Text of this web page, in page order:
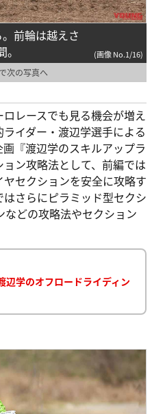
前輪は越えさ
(画像 No.1/16)
次の写真へ
レースでも見る機会が増え
イダー・渡辺学選手による
『渡辺学のスキルアップラ
ン攻略法として、前編では
セクションを安全に攻略す
さらにピラミッド型セクシ
などの攻略法やセクション
辺学のオフロードライディン